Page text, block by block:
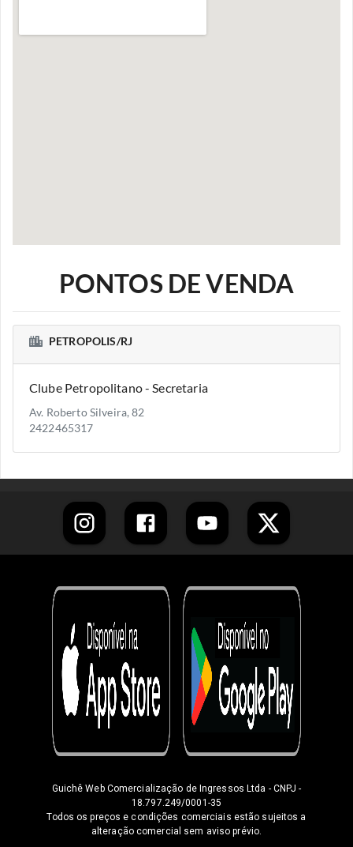
PONTOS DE VENDA
PETROPOLIS/RJ
Clube Petropolitano - Secretaria
Av. Roberto Silveira, 82
2422465317
Guichê Web Comercialização de Ingressos Ltda - CNPJ -
18.797.249/0001-35
Todos os preços e condições comerciais estão sujeitos a
alteração comercial sem aviso prévio.